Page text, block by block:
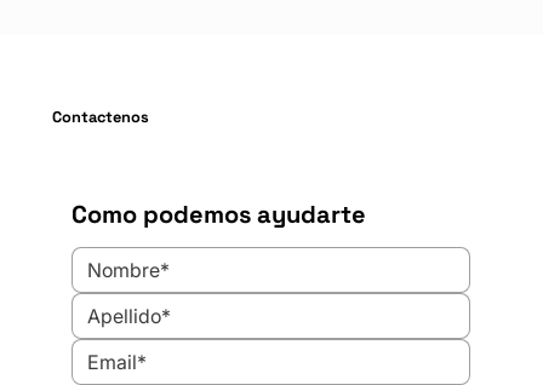
¿Cuáles son las mejores barreras
modulares para bodegas en Chile?
Análisis de Ingeniería y ROI
Como podemos ayudarte
Contactenos